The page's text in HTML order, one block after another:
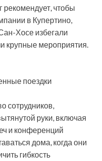
рекомендует, чтобы
в Купертино,
Хосе избегали
крупные мероприятия.
поездки
сотрудников,
руки, включая
и конференций
дома, когда они
гибкость